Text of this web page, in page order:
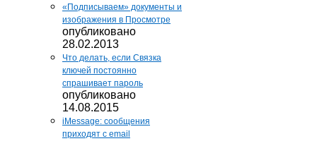
«Подписываем» документы и
изображения в Просмотре
опубликовано
28.02.2013
Что делать, если Связка
ключей постоянно
спрашивает пароль
опубликовано
14.08.2015
iMessage: сообщения
приходят с email